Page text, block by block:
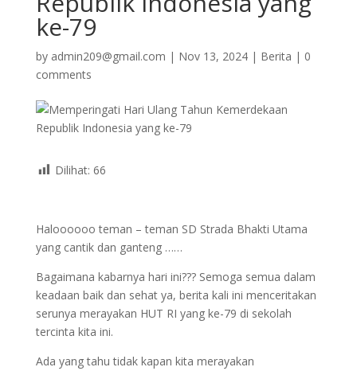
ke-79
by admin209@gmail.com | Nov 13, 2024| Berita | 0
comments
Dilihat: 66
Haloooooo teman – teman SD Strada Bhakti Utama
yang cantik dan ganteng ……
Bagaimana kabarnya hari ini??? Semoga semua dalam
keadaan baik dan sehat ya, berita kali ini menceritakan
serunya merayakan HUT RI yang ke-79 di sekolah
tercinta kita ini.
Ada yang tahu tidak kapan kita merayakan